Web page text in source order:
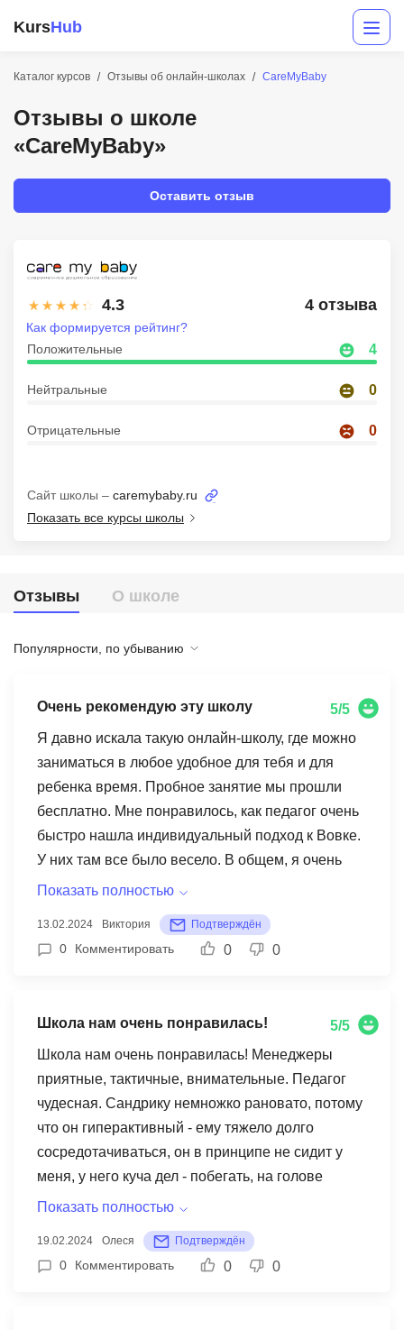
KursHub
Каталог курсов Отзывы об онлайн-школах CareMyBaby
Отзывы о школе
«CareMyBaby»
Оставить отзыв
4.3 4 отзыва
Положительные 4
Нейтральные 0
Отрицательные 0
Как формируется рейтинг?
Сайт школы – caremybaby.ru
Показать все курсы школы
Отзывы О школе
Популярности, по убыванию
Очень рекомендую эту школу
5/5
Я давно искала такую онлайн-школу, где можно
заниматься в любое удобное для тебя и для
ребенка время. Пробное занятие мы прошли
бесплатно. Мне понравилось, как педагог очень
быстро нашла индивидуальный подход к Вовке.
У них там все было весело. В общем, я очень
рекомендую эту школу, мы будем заниматься и
Показать полностью
13.02.2024 Виктория Подтверждён
0 Комментировать 0 0
Школа нам очень понравилась!
5/5
Школа нам очень понравилась! Менеджеры
приятные, тактичные, внимательные. Педагог
чудесная. Сандрику немножко рановато, потому
что он гиперактивный - ему тяжело долго
сосредотачиваться, он в принципе не сидит у
меня, у него куча дел - побегать, на голове
постоять, игрушки побросать)))! Но это его
перерастёт! А для обычных деток это супер-
занятия, на мой взгляд)! Спасибо за
Показать полностью
19.02.2024 Олеся Подтверждён
0 Комментировать 0 0
Маркетинг
Дизайн
Аналитика
Менеджмент
Иностранные языки
ДПО
Рейтинг онлайн-школ